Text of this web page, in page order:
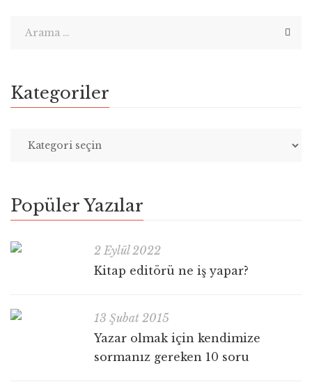
Kategoriler
Popüler Yazılar
2 Eylül 2022
Kitap editörü ne iş yapar?
13 Şubat 2015
Yazar olmak için kendimize
sormanız gereken 10 soru